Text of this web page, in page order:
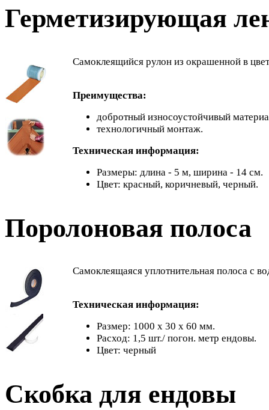
Герметизирующая
Самоклеящийся рулон из окрашенной в
Преимущества:
добротный износоустойчивый
технологичный монтаж.
Техническая информация:
Размеры: длина - 5 м, ширина - 14 см.
Цвет: красный, коричневый, черный.
Поролоновая полоса
Самоклеящаяся уплотнительная полоса с
Техническая информация:
Размер: 1000 х 30 х 60 мм.
Расход: 1,5 шт./ погон. метр ендовы.
Цвет: черный
Скобка для ендовы